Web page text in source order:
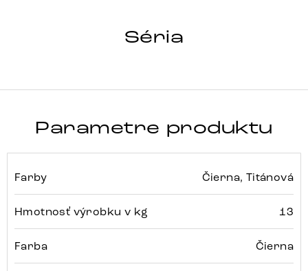
Séria
ZOA-FLEX
Parametre produktu
Farby Čierna, Titánová
Hmotnosť výrobku v kg 13
Farba Čierna